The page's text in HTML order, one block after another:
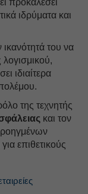
προκαλέσει
ιδρύματα και
του να
λογισμικού,
ιδιαίτερα
της τεχνητής
και τον
επιθετικούς